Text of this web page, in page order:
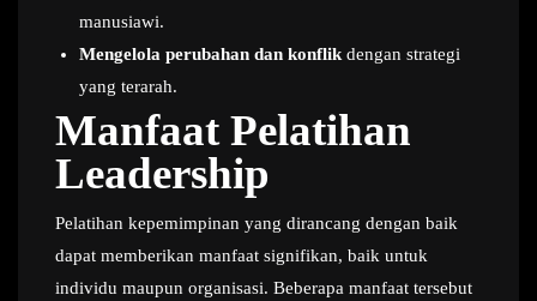
manusiawi.
Mengelola perubahan dan konflik dengan strategi
yang terarah.
Manfaat Pelatihan
Leadership
Pelatihan kepemimpinan yang dirancang dengan baik
dapat memberikan manfaat signifikan, baik untuk
individu maupun organisasi. Beberapa manfaat tersebut